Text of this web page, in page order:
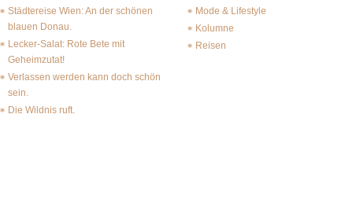
Städtereise Wien: An der schönen
blauen Donau.
Lecker-Salat: Rote Bete mit
Geheimzutat!
Verlassen werden kann doch schön
sein.
Die Wildnis ruft.
Mode & Lifestyle
Kolumne
Reisen